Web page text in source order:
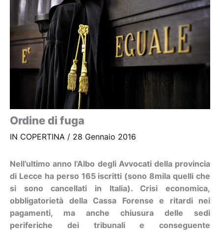
Ordine di fuga
IN COPERTINA / 28 Gennaio 2016
Nell’ultimo anno l’Albo degli Avvocati della provincia
di Lecce ha perso 165 iscritti (sono 8mila quelli che
si sono cancellati in Italia). Crisi economica,
obbligatorietà della Cassa Forense e ritardi nei
pagamenti, ma anche chiusura delle sedi
periferiche dei tribunali e conseguente